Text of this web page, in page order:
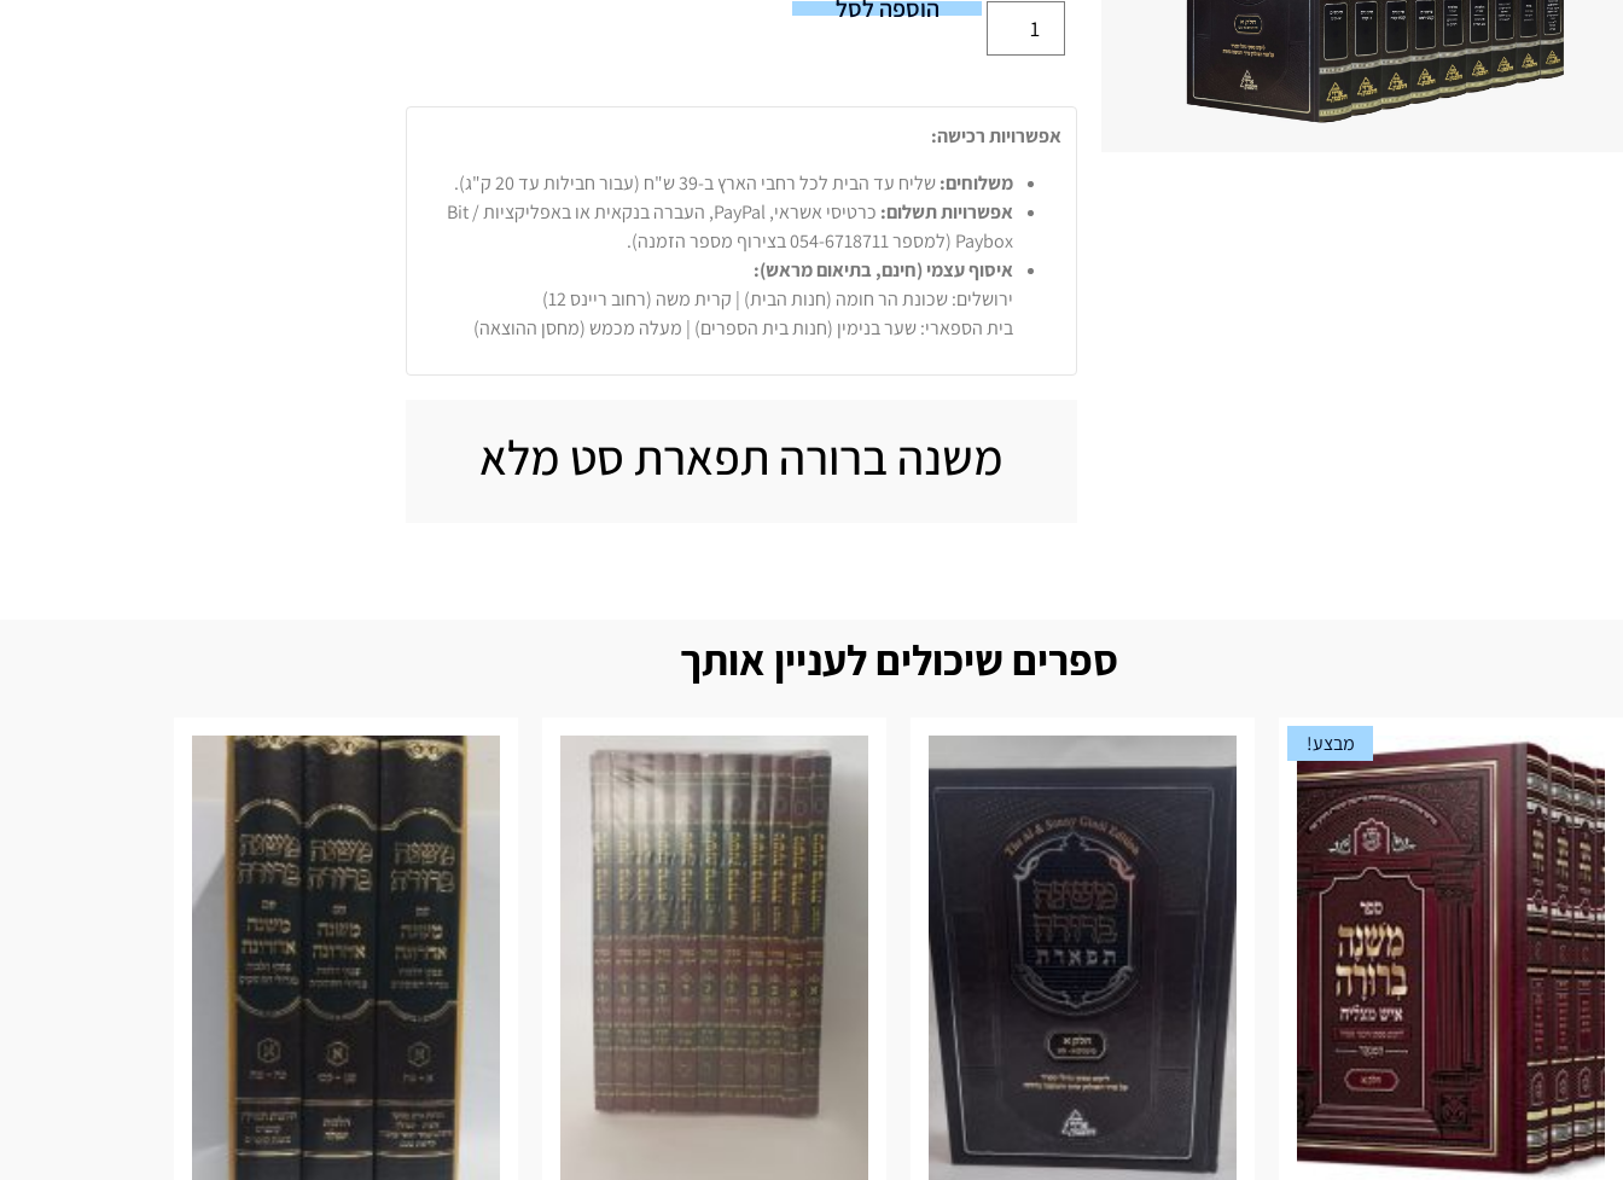
הוספה לסל
אפשרויות רכישה:
משלוחים:שליח עד הבית לכל רחבי הארץ ב-39 ש"ח (עבור חבילות עד 20 ק"ג).
אפשרויות תשלום:
כרטיסי אשראי, PayPal, העברה בנקאית או באפליקציות Bit /
Paybox (למספר 054-6718711 בצירוף מספר הזמנה).
איסוף עצמי (חינם, בתיאום מראש):
ירושלים: שכונת הר חומה (חנות הבית) | קרית משה (רחוב ריינס 12)
בית הספארי: שער בנימין (חנות בית הספרים) | מעלה מכמש (מחסן ההוצאה)
משנה ברורה תפארת סט מלא
ספרים שיכולים לעניין אותך
מבצע!